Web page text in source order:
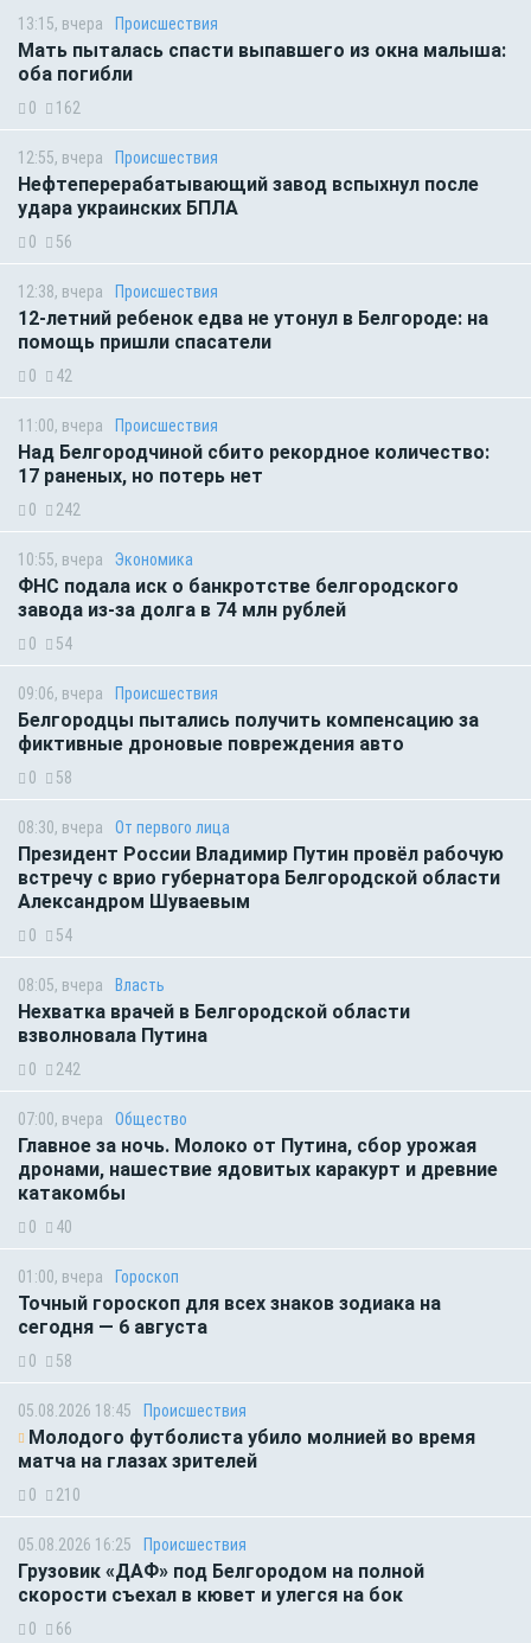
13:15, вчера Происшествия
Мать пыталась спасти выпавшего из окна малыша:
оба погибли
0 162
12:55, вчера Происшествия
Нефтеперерабатывающий завод вспыхнул после
удара украинских БПЛА
0 56
12:38, вчера Происшествия
12-летний ребенок едва не утонул в Белгороде: на
помощь пришли спасатели
0 42
11:00, вчера Происшествия
Над Белгородчиной сбито рекордное количество:
17 раненых, но потерь нет
0 242
10:55, вчера Экономика
ФНС подала иск о банкротстве белгородского
завода из-за долга в 74 млн рублей
0 54
09:06, вчера Происшествия
Белгородцы пытались получить компенсацию за
фиктивные дроновые повреждения авто
0 58
08:30, вчера От первого лица
Президент России Владимир Путин провёл рабочую
встречу с врио губернатора Белгородской области
Александром Шуваевым
0 54
08:05, вчера Власть
Нехватка врачей в Белгородской области
взволновала Путина
0 242
07:00, вчера Общество
Главное за ночь. Молоко от Путина, сбор урожая
дронами, нашествие ядовитых каракурт и древние
катакомбы
0 40
01:00, вчера Гороскоп
Точный гороскоп для всех знаков зодиака на
сегодня — 6 августа
0 58
05.08.2026 18:45 Происшествия
Молодого футболиста убило молнией во время
матча на глазах зрителей
0 210
05.08.2026 16:25 Происшествия
Грузовик «ДАФ» под Белгородом на полной
скорости съехал в кювет и улегся на бок
0 66